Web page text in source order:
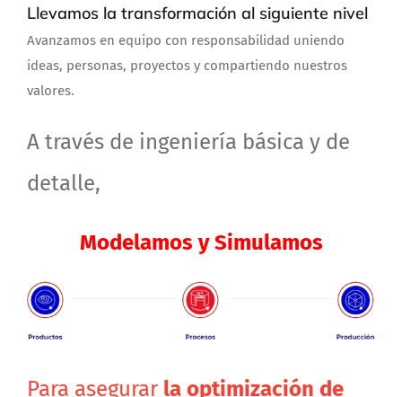
Llevamos la transformación al siguiente nivel
Avanzamos en equipo con responsabilidad uniendo
ideas, personas, proyectos y compartiendo nuestros
valores.
A través de ingeniería básica y de
detalle,
Modelamos y Simulamos
Para asegurar la optimización de